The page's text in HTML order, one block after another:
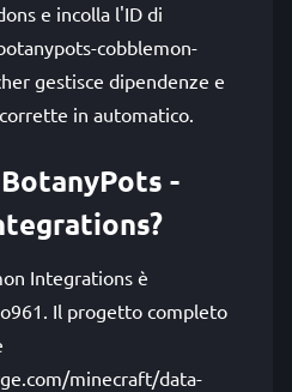
e incolla l'ID di
cobblemon-
gestisce dipendenze e
in automatico.
-
Integrations è
Il progetto completo
minecraft/data-